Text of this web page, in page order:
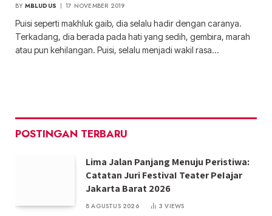
BY MBLUDUS 17 NOVEMBER 2019
Puisi seperti makhluk gaib, dia selalu hadir dengan caranya.
Terkadang, dia berada pada hati yang sedih, gembira, marah
atau pun kehilangan. Puisi, selalu menjadi wakil rasa…
POSTINGAN TERBARU
Lima Jalan Panjang Menuju Peristiwa:
Catatan Juri FestivaI Teater PeIajar
Jakarta Barat 2026
8 AGUSTUS 2026 3VIEWS